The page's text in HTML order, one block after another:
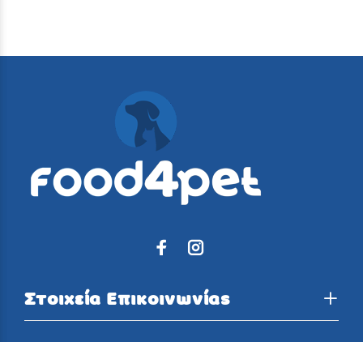
Στοιχεία Επικοινωνίας